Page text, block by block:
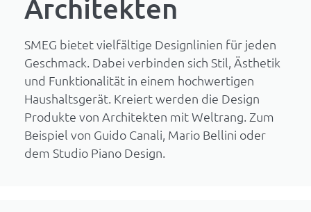
Architekten
SMEG bietet vielfältige Designlinien für jeden
Geschmack. Dabei verbinden sich Stil, Ästhetik
und Funktionalität in einem hochwertigen
Haushaltsgerät. Kreiert werden die Design
Produkte von Architekten mit Weltrang. Zum
Beispiel von Guido Canali, Mario Bellini oder
dem Studio Piano Design.